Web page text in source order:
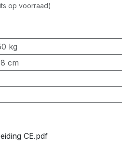
op voorraad)
kg
cm
CE.pdf